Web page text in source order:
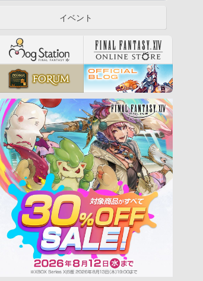
イベント